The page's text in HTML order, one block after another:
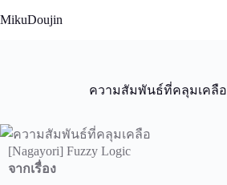
to
MikuDoujin
ความสัมพันธ์ที่คลุมเคลือ
[Nagayori] Fuzzy Logic
จากเรื่อง